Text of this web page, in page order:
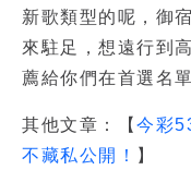
新歌類型的呢，御
來駐足，想遠行到
薦給你們在首選名單
其他文章：【 今彩
不藏私公開！
】